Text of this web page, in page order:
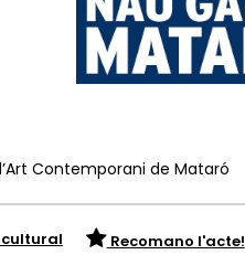
Contemporani de Mataró
Recomano l'acte!